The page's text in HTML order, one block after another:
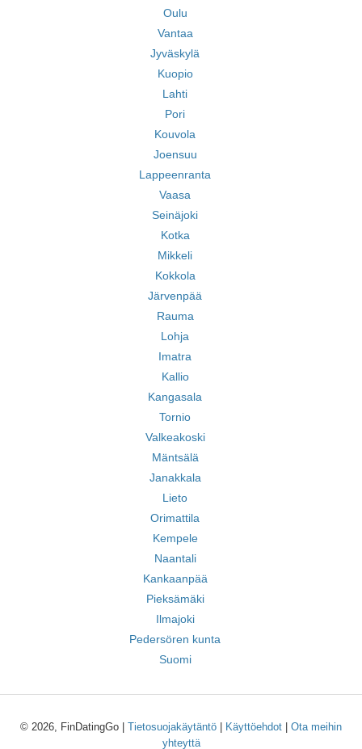
Oulu
Vantaa
Jyväskylä
Kuopio
Lahti
Pori
Kouvola
Joensuu
Lappeenranta
Vaasa
Seinäjoki
Kotka
Mikkeli
Kokkola
Järvenpää
Rauma
Lohja
Imatra
Kallio
Kangasala
Tornio
Valkeakoski
Mäntsälä
Janakkala
Lieto
Orimattila
Kempele
Naantali
Kankaanpää
Pieksämäki
Ilmajoki
Pedersören kunta
Suomi
© 2026, FinDatingGo | Tietosuojakäytäntö Käyttöehdot
Ota meihin
yhteyttä